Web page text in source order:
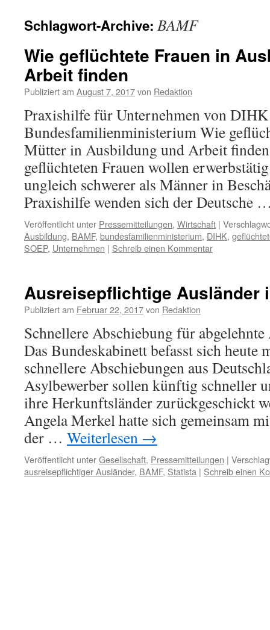
Schlagwort-Archive: BAMF
Wie geflüchtete Frauen in
Arbeit finden
Publiziert am August 7, 2017von Redaktion
Praxishilfe für Unternehmen von
Bundesfamilienministerium Wie
Mütter in Ausbildung und Arbeit
geflüchteten Frauen wollen
ungleich schwerer als Männer in
Praxishilfe wenden sich der Deutsche
Veröffentlicht unter Pressemitteilungen, Wirtschaft |
Ausbildung, BAMF, bundesfamilienministerium, DIHK,
SOEP, Unternehmen | Schreib einen Kommentar
Ausreisepflichtige Ausländer
Publiziert am Februar 22, 2017von Redaktion
Schnellere Abschiebung für
Das Bundeskabinett befasst sich heute
schnellere Abschiebungen aus
Asylbewerber sollen künftig schneller
ihre Herkunftsländer zurückgeschickt
Angela Merkel hatte sich gemeinsam
der … Weiterlesen →
Veröffentlicht unterGesellschaft, Pressemitteilungen |
ausreisepflichtiger Ausländer, BAMF, Statista | Schreib einen